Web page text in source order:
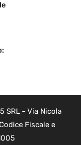
SRL - Via Nicola
Fiscale e